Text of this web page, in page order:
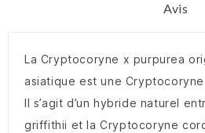
Avis
La Cryptocoryne x purpurea
asiatique est une
Il s’agit d’un hybride naturel
griffithii et la Cryptocoryne